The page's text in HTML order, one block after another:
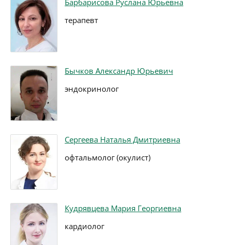
Барбарисова Руслана Юрьевна
терапевт
Бычков Александр Юрьевич
эндокринолог
Сергеева Наталья Дмитриевна
офтальмолог (окулист)
Кудрявцева Мария Георгиевна
кардиолог